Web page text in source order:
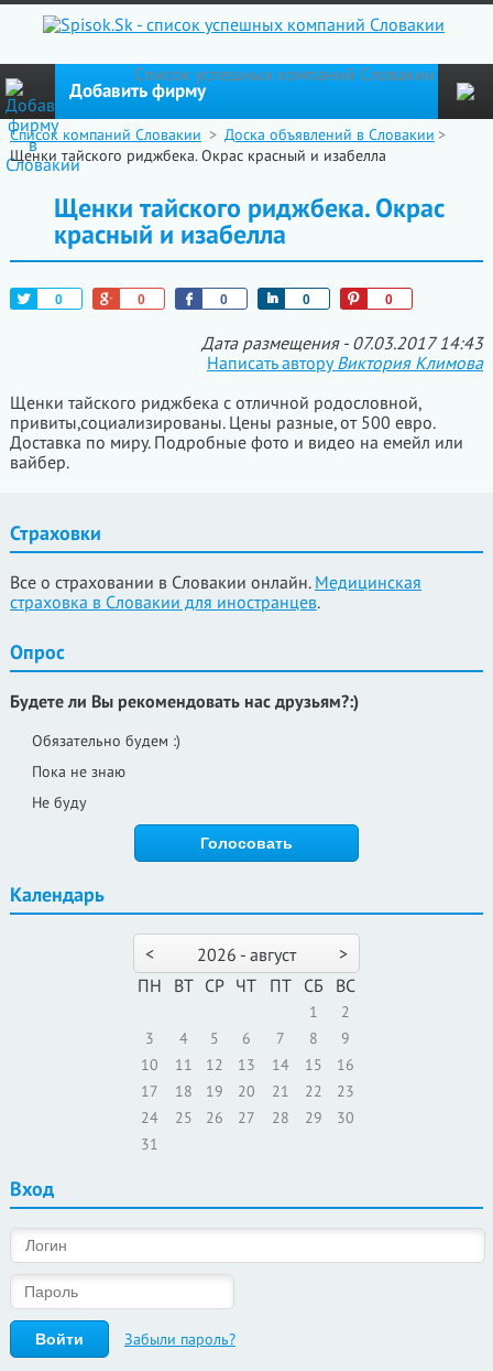
Cписок успешных компаний Словакии
Добавить фирму
Список компаний Словакии > Доска объявлений в Словакии >
Щенки тайского риджбека. Окрас красный и изабелла
Щенки тайского риджбека. Окрас
красный и изабелла
0
Tweet 0 0
Like 0
Share 0
Pin
Дата размещения - 07.03.2017 14:43
Написать авторуВиктория Климова
Щенки тайского риджбека с отличной родословной,
привиты,социализированы. Цены разные, от 500 евро.
Доставка по миру. Подробные фото и видео на емейл или
вайбер.
Страховки
Все о страховании в Словакии онлайн. Медицинская
страховка в Словакии для иностранцев.
Опрос
Будете ли Вы рекомендовать нас друзьям?:)
Обязательно будем :)
Пока не знаю
Не буду
Календарь
< >
2026 - август
ПН
ВТ СР ЧТ ПТ СБ ВС
1
2
3
4 5 6 7 8
9
10
11 12 13 14 15
16
17
18 19 20 21 22
23
24
25 26 27 28 29
30
31
Вход
Забыли пароль?